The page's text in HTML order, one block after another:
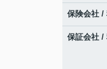
保険会社 /
保証会社 /